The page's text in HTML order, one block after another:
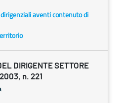
aventi contenuto di
DIRIGENTE SETTORE
n. 221